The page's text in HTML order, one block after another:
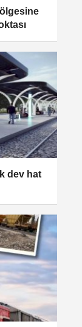
dev hat